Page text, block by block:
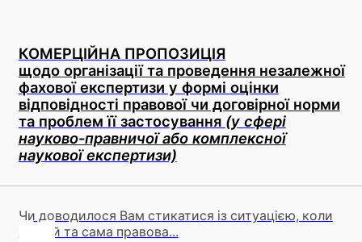
КОМЕРЦІЙНА ПРОПОЗИЦІЯ
щодо організації та проведення незалежної
фахової експертизи у формі оцінки
відповідності правової чи договірної норми
та проблем її застосування (у сфері
науково-правничої або комплексної
наукової експертизи)
Чи доводилося Вам стикатися із ситуацією, коли
одна й та сама правова...